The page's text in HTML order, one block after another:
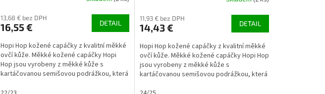
13,68 € bez DPH
16,55 € DETAIL
Hopi Hop kožené capáčky z kvalitní měkké
ovčí kůže. Měkké kožené capáčky Hopi
Hop jsou vyrobeny z měkké kůže s
kartáčovanou semišovou podrážkou, která
11,93 € bez DPH
14,43 € DETAIL
Hopi Hop kožené capáčky z kvalitní měkké
ovčí kůže. Měkké kožené capáčky Hopi Hop
jsou vyrobeny z měkké kůže s
kartáčovanou semišovou podrážkou, která